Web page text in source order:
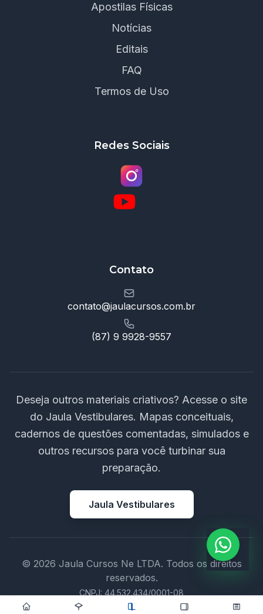
Apostilas Físicas
Notícias
Editais
FAQ
Termos de Uso
Redes Sociais
Contato
contato@jaulacursos.com.br
(87) 9 9928-9557
Deseja outros materiais criativos? Acesse o site
do Jaula Vestibulares. Mapas conceituais,
cadernos de questões comentadas, simulados e
outros recursos para você turbinar sua
preparação.
Jaula Vestibulares
© 2026 Jaula Cursos Ne LTDA. Todos os direitos
reservados.
CNPJ: 44.532.434/0001-08